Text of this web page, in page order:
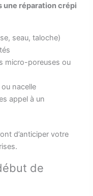
une réparation crépi
seau, taloche)
micro-poreuses ou
nacelle
appel à un
d’anticiper votre
de